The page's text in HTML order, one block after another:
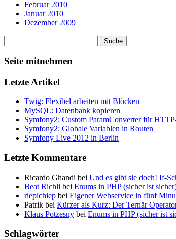
Februar 2010
Januar 2010
Dezember 2009
Seite mitnehmen
Letzte Artikel
Twig: Flexibel arbeiten mit Blöcken
MySQL: Datenbank kopieren
Symfony2: Custom ParamConverter für
Symfony2: Globale Variablen in Routen
Symfony Live 2012 in Berlin
Letzte Kommentare
Ricardo Ghandi bei Und es gibt sie doch! If-
Beat Richli bei Enums in PHP (sicher ist
riepichiep bei Eigener Webservice in fünf
Patrik bei Kürzer als Kurz: Der Ternär
Klaus Potzesny bei Enums in PHP (sicher ist
Schlagwörter